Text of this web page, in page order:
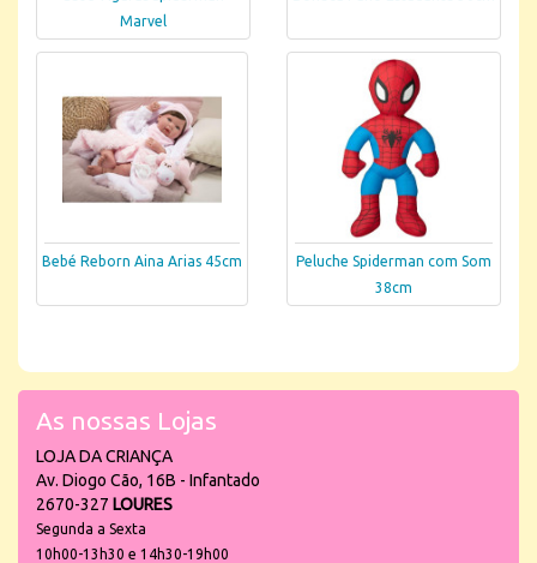
Marvel
Bebé Reborn Aina Arias 45cm
Peluche Spiderman com Som
38cm
As nossas Lojas
LOJA DA CRIANÇA
Av. Diogo Cão, 16B - Infantado
2670-327 LOURES
Segunda a Sexta
10h00-13h30 e 14h30-19h00